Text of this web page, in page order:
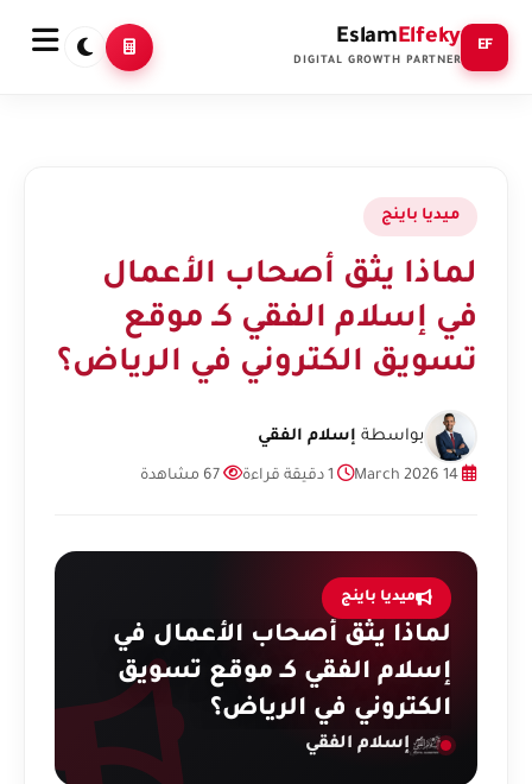
EF
EslamElfeky
DIGITAL GROWTH PARTNER
ميديا باينج
لماذا يثق أصحاب الأعمال
في إسلام الفقي كـ موقع
تسويق الكتروني في الرياض؟
بواسطة إسلام الفقي
ميديا باينج
لماذا يثق أصحاب الأعمال في
إسلام الفقي كـ موقع تسويق
الكتروني في الرياض؟
إسلام الفقي